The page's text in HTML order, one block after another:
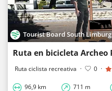
Tourist Board South
Ruta ciclista recreativa · 0 ·
96,9 km 711 m